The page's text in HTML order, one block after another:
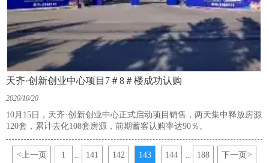
天齐·创新创业中心项目7＃8＃楼成功认购
2020/10/20
10月15日，天齐·创新创业中心正式启动项目销售，两天集中释放房源
120套，累计去化108套房源，前期蓄客认购率达90％。
< 上一页 1 141 142 143 144 188 下一页>